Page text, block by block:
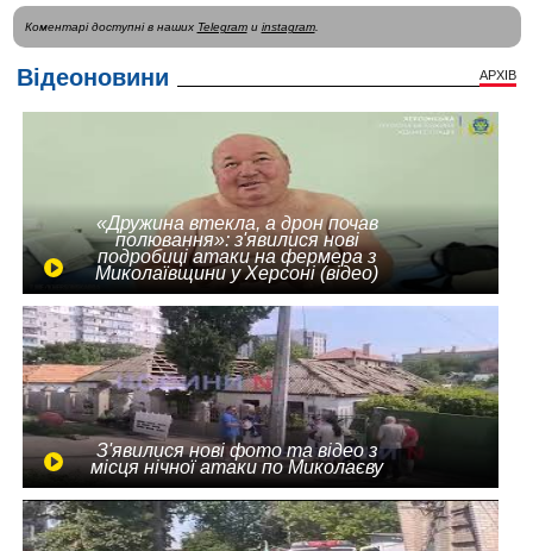
Коментарі доступні в наших Telegramи instagram.
Відеоновини АРХІВ
«Дружина втекла, а дрон почав
полювання»: з'явилися нові
подробиці атаки на фермера з
Миколаївщини у Херсоні (відео)
З'явилися нові фото та відео з
місця нічної атаки по Миколаєву